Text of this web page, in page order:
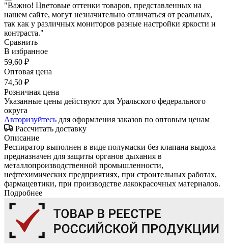
"Важно! Цветовые оттенки товаров, представленных на
нашем сайте, могут незначительно отличаться от реальных,
так как у различных мониторов разные настройки яркости и
контраста."
Сравнить
В избранное
59,60 ₽
Оптовая цена
74,50 ₽
Розничная цена
Указанные цены действуют для Уральского федерального
округа
Авторизуйтесь для оформления заказов по оптовым ценам
Рассчитать доставку
Описание
Респиратор выполнен в виде полумаски без клапана выдоха
предназначен для защиты органов дыхания в
металлопроизводственной промышленности,
нефтехимических предприятиях, при строительных работах,
фармацевтики, при производстве лакокрасочных материалов.
Подробнее